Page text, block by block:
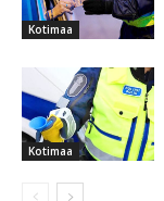
Kotimaa
Kotimaa